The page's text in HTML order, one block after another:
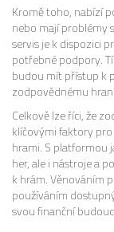
Kromě toho, nabízí
nebo mají problémy
servis je k dispozici
potřebné podpory.
budou mít přístup k
zodpovědnému
Celkově lze říci, že
klíčovými faktory
hrami. S platformou
her, ale i nástroje a
k hrám. Věnováním
používáním
svou finanční